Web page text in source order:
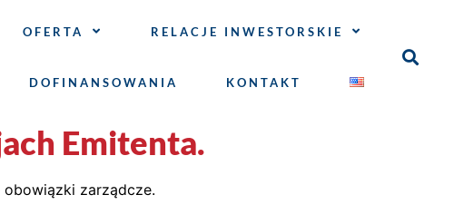
OFERTA RELACJE INWESTORSKIE
DOFINANSOWANIA KONTAKT
Emitenta.
obowiązki zarządcze.